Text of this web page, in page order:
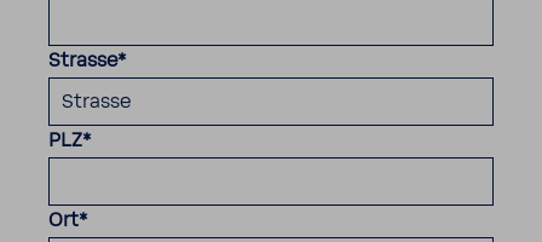
Strasse*
PLZ*
Ort*